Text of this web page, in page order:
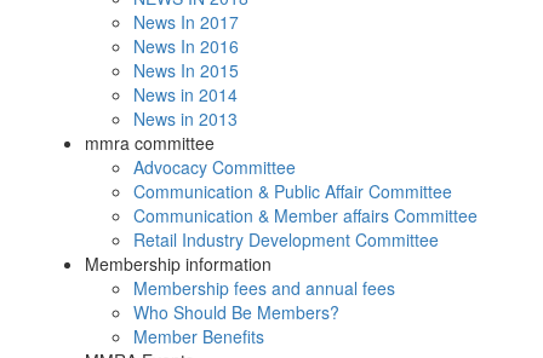
News In 2017
News In 2016
News In 2015
News in 2014
News in 2013
mmra committee
Advocacy Committee
Communication & Public Affair Committee
Communication & Member affairs Committee
Retail Industry Development Committee
Membership information
Membership fees and annual fees
Who Should Be Members?
Member Benefits